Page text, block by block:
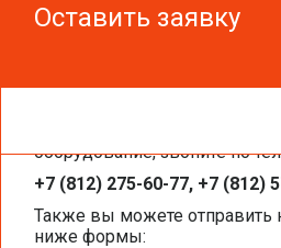
Оставить заявку
оборудование, звоните по
+7 (812) 275-60-77, +7 (812)
Также вы можете отправить
ниже формы:
Оставить заявку
ВОДООЧИСТКА ДЛЯ КВАРТИРЫ